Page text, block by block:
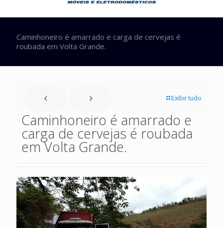
Caminhoneiro é amarrado e carga de cervejas é
roubada em Volta Grande.
Exibir tudo
Caminhoneiro é amarrado e
carga de cervejas é roubada
em Volta Grande.